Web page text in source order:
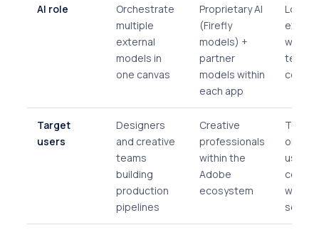
AI role
Orchestrate
multiple
external
models in
one canvas
Proprietary AI
(Firefly
models) +
partner
models within
each app
Local
with
control
Target
users
Designers
and creative
teams
building
production
pipelines
Creative
professionals
within the
Adobe
ecosystem
users
with
setup